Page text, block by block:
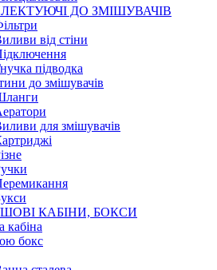
ДО ЗМІШУВАЧІВ
від стіни
підводка
до змішувачів
для змішувачів
КАБІНИ, БОКСИ
кабіна
бокс